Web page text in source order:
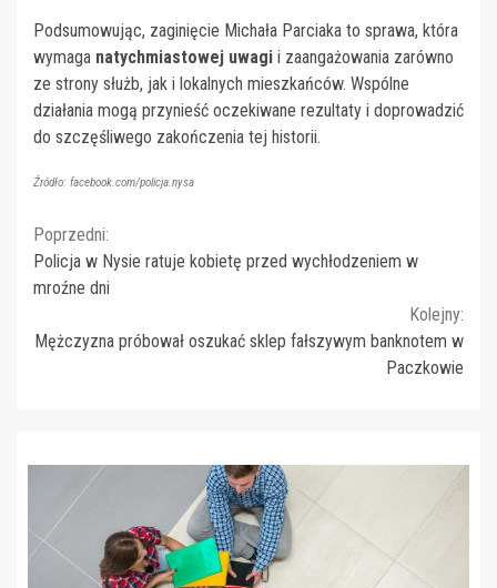
Podsumowując, zaginięcie Michała Parciaka to sprawa, która
wymaga natychmiastowej uwagi i zaangażowania zarówno
ze strony służb, jak i lokalnych mieszkańców. Wspólne
działania mogą przynieść oczekiwane rezultaty i doprowadzić
do szczęśliwego zakończenia tej historii.
Źródło: facebook.com/policja.nysa
Continue
Reading
Poprzedni:
Policja w Nysie ratuje kobietę przed wychłodzeniem w
mroźne dni
Kolejny:
Mężczyzna próbował oszukać sklep fałszywym banknotem w
Paczkowie